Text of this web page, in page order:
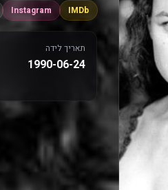
IMDb
Instagram
תאריך לידה
1990-06-24